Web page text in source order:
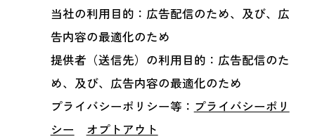
当社の利用目的：広告配信のため、及び、広
告内容の最適化のため
提供者（送信先）の利用目的：広告配信のた
め、及び、広告内容の最適化のため
プライバシーポリシー等： プライバシーポリ
シー
オプトアウト